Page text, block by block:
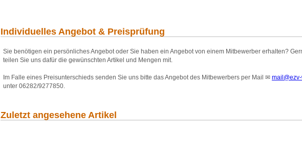
Individuelles Angebot & Preisprüfung
Sie benötigen ein persönliches Angebot oder Sie haben ein Angebot von einem Mitbewerber erhalten?
teilen Sie uns dafür die gewünschten Artikel und Mengen mit.
Im Falle eines Preisunterschieds senden Sie uns bitte das Angebot des Mitbewerbers per Mail ✉
unter 06282/9277850.
Zuletzt angesehene Artikel